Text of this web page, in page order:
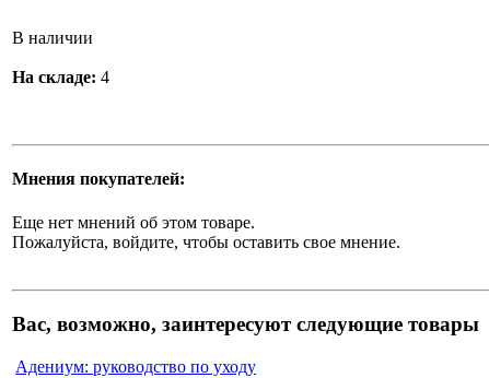
В наличии
На складе: 4
Мнения покупателей:
Еще нет мнений об этом товаре.
Пожалуйста, войдите, чтобы оставить свое мнение.
Вас, возможно, заинтересуют следующие товары
Адениум: руководство по уходу